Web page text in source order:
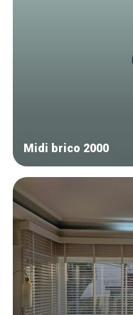
Midi brico 2000